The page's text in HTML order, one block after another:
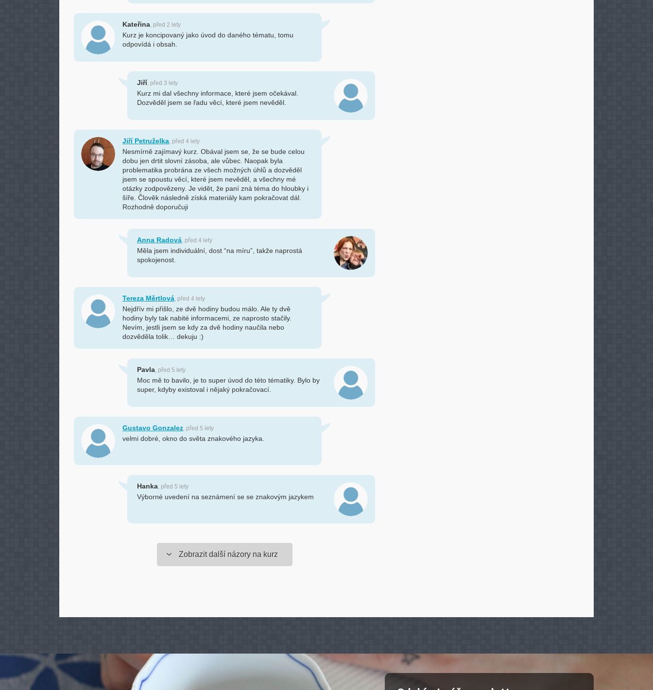
Kateřina, před 2 lety
Kurz je koncipovaný jako úvod do daného tématu, tomu
odpovídá i obsah.
Jiří, před 3 lety
Kurz mi dal všechny informace, které jsem očekával.
Dozvěděl jsem se řadu věcí, které jsem nevěděl.
Jiří Petruželka, před 4 lety
Nesmírně zajímavý kurz. Obával jsem se, že se bude celou
dobu jen drtit slovní zásoba, ale vůbec. Naopak byla
problematika probrána ze všech možných úhlů a dozvěděl
jsem se spoustu věcí, které jsem nevěděl, a všechny mé
otázky zodpovězeny. Je vidět, že paní zná téma do hloubky i
šíře. Člověk následně získá materiály kam pokračovat dál.
Rozhodně doporučuji
Anna Radová, před 4 lety
Měla jsem individuální, dost “na míru”, takže naprostá
spokojenost.
Tereza Měrtlová, před 4 lety
Nejdřív mi přišlo, ze dvě hodiny budou málo. Ale ty dvě
hodiny byly tak nabité informacemi, ze naprosto stačily.
Nevím, jestli jsem se kdy za dvě hodiny naučila nebo
dozvěděla tolik… dekuju :)
Pavla, před 5 lety
Moc mě to bavilo, je to super úvod do této tématiky. Bylo by
super, kdyby existoval i nějaký pokračovací.
Gustavo Gonzalez, před 5 lety
velmi dobré, okno do světa znakového jazyka.
Hanka, před 5 lety
Výborné uvedení na seznámení se se znakovým jazykem
Zobrazit další názory na kurz